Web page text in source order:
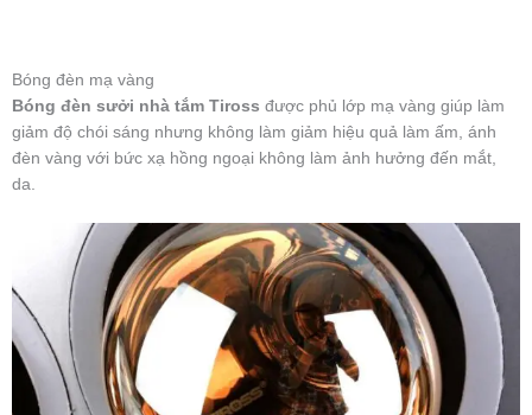
Bóng đèn mạ vàng
Bóng đèn sưởi nhà tắm Tiross được phủ lớp mạ vàng giúp làm
giảm độ chói sáng nhưng không làm giảm hiệu quả làm ấm, ánh
đèn vàng với bức xạ hồng ngoại không làm ảnh hưởng đến mắt,
da.